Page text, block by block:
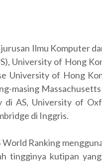
Ilmu Komputer
University of Hong
University of Hong
masing
di AS, University of
di Inggris.
Ranking
tingginya kutipan